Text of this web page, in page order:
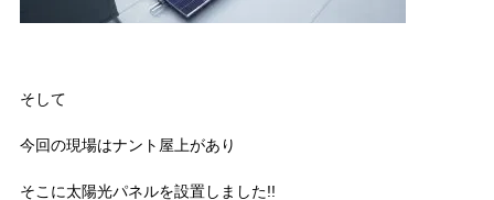
そして
今回の現場はナント屋上があり
そこに太陽光パネルを設置しました!!